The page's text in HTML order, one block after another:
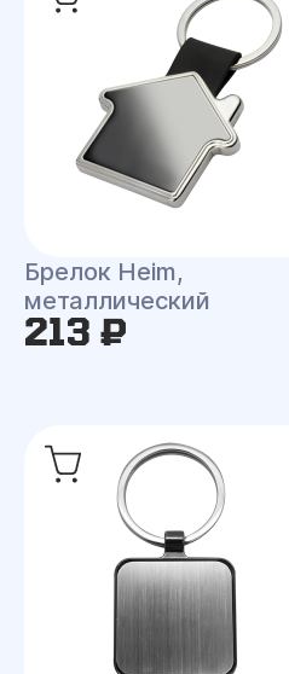
Брелок Heim,
металлический
213 ₽